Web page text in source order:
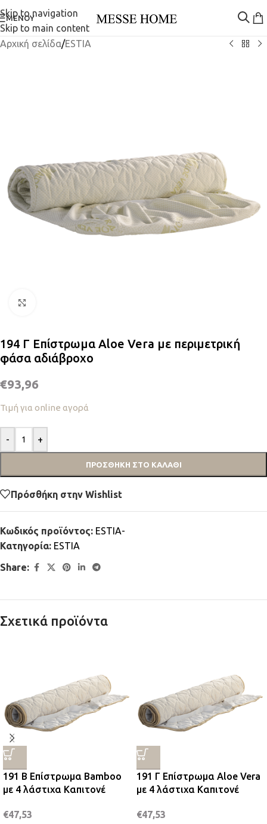
Skip to navigation
Skip to main content
ΜΕΝΟΎ
Αρχική σελίδα/ESTIA
194 Γ Επίστρωμα Aloe Vera με περιμετρική
φάσα αδιάβροχο
€93,96
Τιμή για online αγορά
- +
ΠΡΟΣΘΉΚΗ ΣΤΟ ΚΑΛΆΘΙ
Πρόσθήκη στην Wishlist
Κωδικός προϊόντος: ESTIA-
Κατηγορία: ESTIA
Share:
Σχετικά προϊόντα
191 Β Επίστρωμα Bamboo
με 4 λάστιχα Καπιτονέ
€47,53
191 Γ Επίστρωμα Aloe Vera
με 4 λάστιχα Καπιτονέ
€47,53